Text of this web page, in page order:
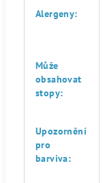
Alergeny:
Může
obsahovat
stopy:
Upozornění
pro
barviva: